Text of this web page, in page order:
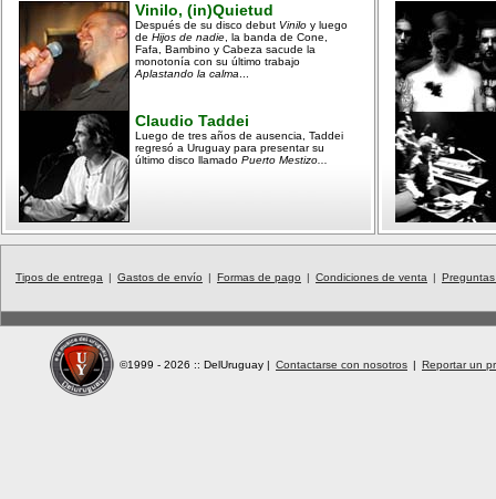
Vinilo, (in)Quietud
Después de su disco debut Vinilo y luego
de Hijos de nadie , la banda de Cone,
Fafa, Bambino y Cabeza sacude la
monotonía con su último trabajo
Aplastando la calma
Claudio Taddei
Luego de tres años de ausencia, Taddei
regresó a Uruguay para presentar su
último disco llamado Puerto Mestizo...
Tipos de entrega | Gastos de envío | Formas de pago | Condiciones de venta |
©1999 - 2026 :: DelUruguay | Contactarse con nosotros | Reportar un